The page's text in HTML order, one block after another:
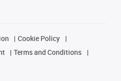
Cookie Policy
Terms and Conditions